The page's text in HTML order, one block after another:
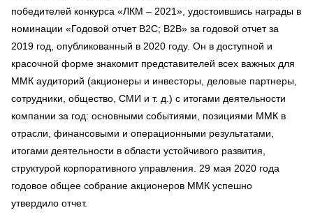
победителей конкурса «ЛКМ – 2021», удостоившись награды в
номинации «Годовой отчет В2С; B2B» за годовой отчет за
2019 год, опубликованный в 2020 году. Он в доступной и
красочной форме знакомит представителей всех важных для
ММК аудиторий (акционеры и инвесторы, деловые партнеры,
сотрудники, общество, СМИ и т. д.) с итогами деятельности
компании за год: основными событиями, позициями ММК в
отрасли, финансовыми и операционными результатами,
итогами деятельности в области устойчивого развития,
структурой корпоративного управления. 29 мая 2020 года
годовое общее собрание акционеров ММК успешно
утвердило отчет.